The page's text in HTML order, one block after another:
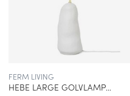
FERM LIVING
HEBE LARGE GOLVLAMPA BENVIT